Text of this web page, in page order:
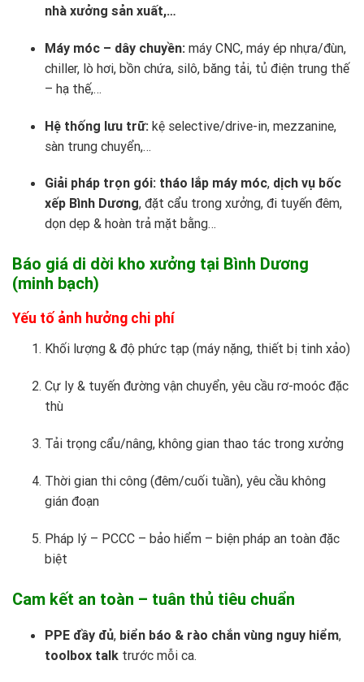
nhà xưởng sản xuất,…
Máy móc – dây chuyền: máy CNC, máy ép nhựa/đùn,
chiller, lò hơi, bồn chứa, silô, băng tải, tủ điện trung thế
– hạ thế,…
Hệ thống lưu trữ: kệ selective/drive-in, mezzanine,
sàn trung chuyển,…
Giải pháp trọn gói: tháo lắp máy móc, dịch vụ bốc
xếp Bình Dương, đặt cẩu trong xưởng, đi tuyến đêm,
dọn dẹp & hoàn trả mặt bằng…
Báo giá di dời kho xưởng tại Bình Dương
(minh bạch)
Yếu tố ảnh hưởng chi phí
Khối lượng & độ phức tạp (máy nặng, thiết bị tinh xảo)
Cự ly & tuyến đường vận chuyển, yêu cầu rơ-moóc đặc
thù
Tải trọng cẩu/nâng, không gian thao tác trong xưởng
Thời gian thi công (đêm/cuối tuần), yêu cầu không
gián đoạn
Pháp lý – PCCC – bảo hiểm – biện pháp an toàn đặc
biệt
Cam kết an toàn – tuân thủ tiêu chuẩn
PPE đầy đủ, biển báo & rào chắn vùng nguy hiểm,
toolbox talk trước mỗi ca.